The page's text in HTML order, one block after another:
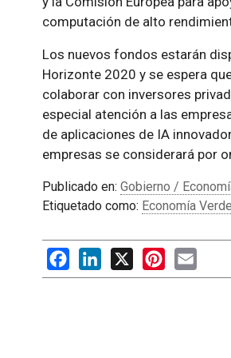
computación de alto
Los nuevos fondos estarán
Horizonte 2020 y se espera
colaborar con inversores
especial atención a las
de aplicaciones de IA
empresas se considerará por
Publicado en: Gobierno /
Etiquetado como: Economía Verde
FacebookLinkedIn
X PinterestEmail